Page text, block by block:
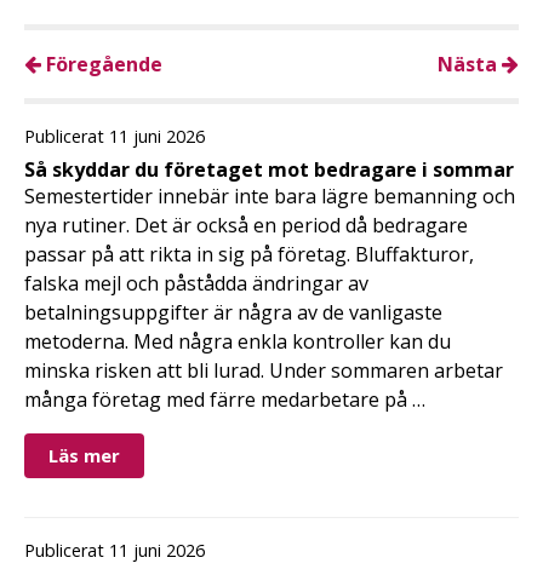
Föregående Nästa
Publicerat 11 juni 2026
Så skyddar du företaget mot bedragare i sommar
Semestertider innebär inte bara lägre bemanning och
nya rutiner. Det är också en period då bedragare
passar på att rikta in sig på företag. Bluffakturor,
falska mejl och påstådda ändringar av
betalningsuppgifter är några av de vanligaste
metoderna. Med några enkla kontroller kan du
minska risken att bli lurad. Under sommaren arbetar
många företag med färre medarbetare på …
Läs mer
Publicerat 11 juni 2026